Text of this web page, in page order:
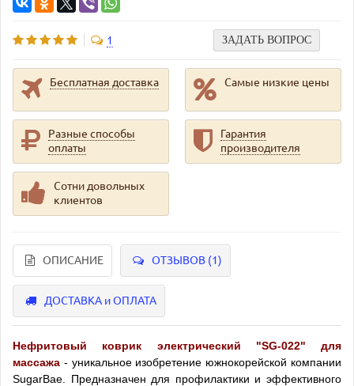
1
Бесплатная доставка Самые низкие цены
Разные способы
оплаты
Гарантия
производителя
Сотни довольных
клиентов
ОПИСАНИЕ ОТЗЫВОВ (1)
ДОСТАВКА и ОПЛАТА
Нефритовый коврик электрический "SG-022" для
массажа - уникальное изобретение южнокорейской компании
SugarBae. Предназначен для профилактики и эффективного